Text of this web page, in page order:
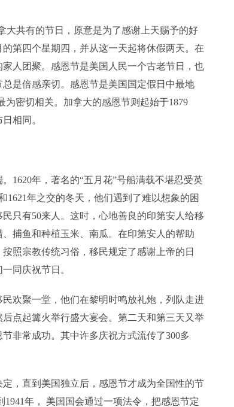
共有的节日，原意是为了感谢上天赐予的好
第四个星期四，并从这一天起将休假两天。在
人团聚。感恩节是美国人民一个古老节日，也
是倍感亲切。感恩节是美国国定假日中最地
为密切相关。加拿大的感恩节则起始于1879
相同。
1620年，著名的“五月花”号船满载不堪忍受英
1621年之交的冬天，他们遇到了难以想象的困
只有50来人。这时，心地善良的印第安人给移
捕鱼和种植玉米、南瓜。在印第安人的帮助
照宗教传统习俗，移民规定了感谢上帝的日
同庆祝节日。
聚一堂，他们在黎明时鸣放礼炮，列队走进
点起篝火举行盛大宴会。第二天和第三天又举
非常成功。其中许多庆祝方式流传了300多
直到美国独立后，感恩节才成为全国性的节
年， 美国国会通过一项法令，把感恩节定